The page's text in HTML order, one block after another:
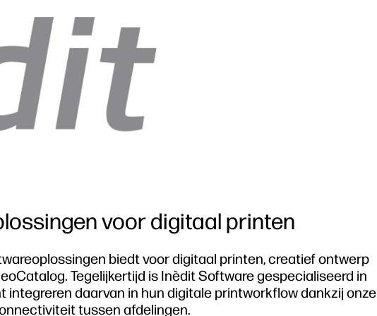
voor digitaal printen
biedt voor digitaal printen, creatief ontwerp
Tegelijkertijd is Inèdit Software gespecialiseerd in
daarvan in hun digitale printworkflow dankzij onze
tussen afdelingen.